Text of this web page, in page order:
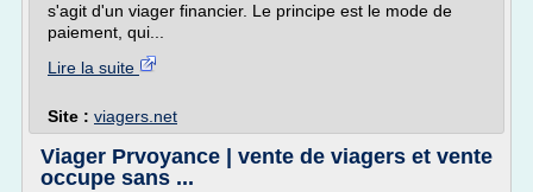
s'agit d'un viager financier. Le principe est le mode de
paiement, qui...
Lire la suite
Site : viagers.net
Viager Prvoyance | vente de viagers et vente
occupe sans ...